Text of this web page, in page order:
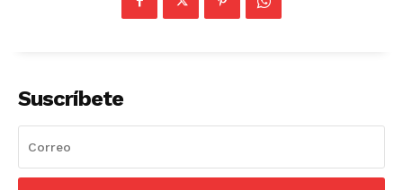
Suscríbete